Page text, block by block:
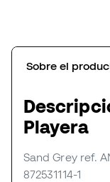
Sobre el
Playera
Sand Grey ref.
872531114-1